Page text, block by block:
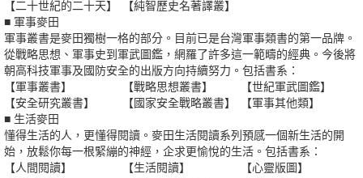
【二十世紀的二十天】
【純智歷史名著譯叢】
■ 軍事麥田
軍事叢書是麥田獨樹一格的部分。目前已是台灣軍事類書的第一品牌。
從戰略思想、軍事史到軍武圖鑑，網羅了許多這一範疇的經典。今後將
朝高科技軍事及國防安全的出版方向持續努力。包括書系：
【軍事叢書】
【戰略思想叢書】
【世紀軍武圖鑑】
【安全研究叢書】
【國家安全戰略叢書】
【軍事其他類】
■ 生活麥田
懂得生活的人，更懂得閱讀。麥田生活閱讀系列預感一個新生活的開
始，放鬆你每一根緊繃的神經，企求更愉悅的生活。包括書系：
【人間閱讀】
【生活閱讀】
【心靈版圖】